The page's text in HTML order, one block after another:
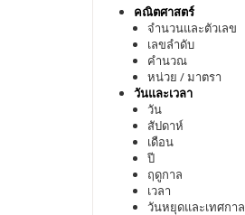
คณิตศาสตร์
จำนวนและตัวเลข
เลขลำดับ
คำนวณ
หน่วย / มาตรา
วันและเวลา
วัน
สัปดาห์
เดือน
ปี
ฤดูกาล
เวลา
วันหยุดและเทศกาล